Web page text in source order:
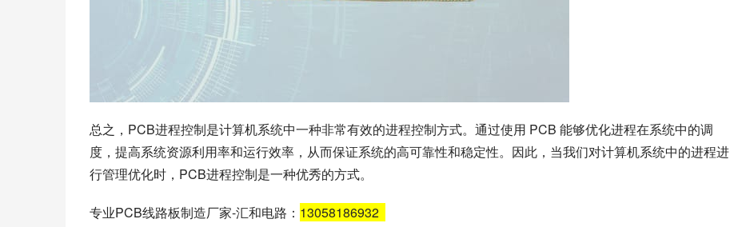
总之，PCB进程控制是计算机系统中一种非常有效的进程控制方式。通过使用 PCB 能够优化进程在系统中的调
度，提高系统资源利用率和运行效率，从而保证系统的高可靠性和稳定性。因此，当我们对计算机系统中的进程进
行管理优化时，PCB进程控制是一种优秀的方式。
专业PCB线路板制造厂家-汇和电路： 13058186932